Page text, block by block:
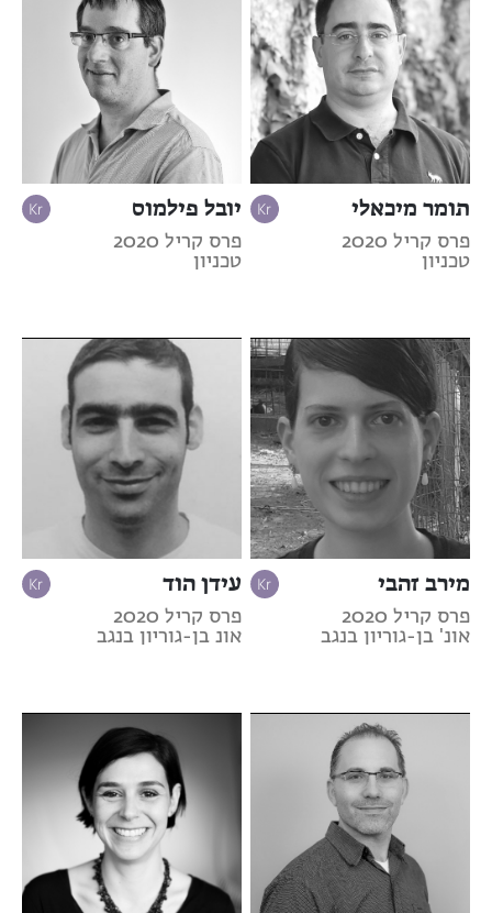
תומר מיכאלי
פרס קריל 2020
טכניון
יובל פילמוס
פרס קריל 2020
טכניון
מירב זהבי
פרס קריל 2020
אונ' בן-גוריון בנגב
עידן הוד
פרס קריל 2020
אונ בן-גוריון בנגב